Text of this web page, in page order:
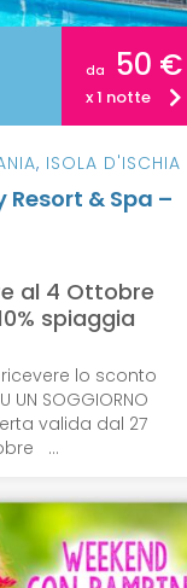
da 50 €
x 1 notte
, ISOLA D'ISCHIA
Resort & Spa –
al 4 Ottobre
spiaggia
lo sconto
UN SOGGIORNO
valida dal 27
...